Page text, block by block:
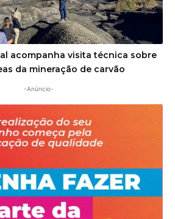
acompanha visita técnica sobre
da mineração de carvão
-Anúncio-